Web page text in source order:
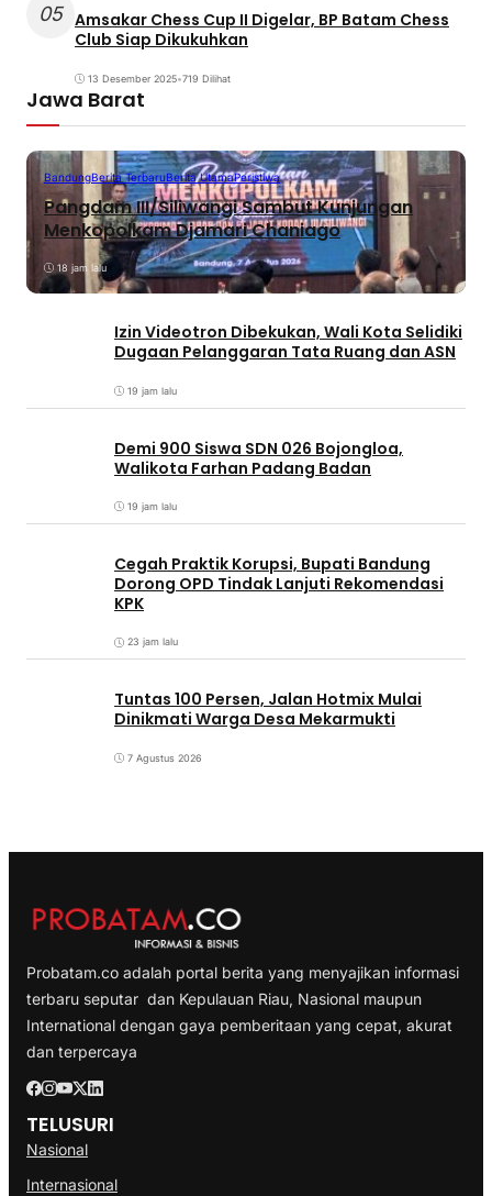
05 Amsakar Chess Cup II Digelar, BP Batam Chess
Club Siap Dikukuhkan
13 Desember 2025•719 Dilihat
Jawa Barat
BandungBerita TerbaruBerita UtamaPeristiwa
Pangdam III/Siliwangi Sambut Kunjungan
Menkopolkam Djamari Chaniago
18 jam lalu
Izin Videotron Dibekukan, Wali Kota Selidiki
Dugaan Pelanggaran Tata Ruang dan ASN
19 jam lalu
Demi 900 Siswa SDN 026 Bojongloa,
Walikota Farhan Padang Badan
19 jam lalu
Cegah Praktik Korupsi, Bupati Bandung
Dorong OPD Tindak Lanjuti Rekomendasi
KPK
23 jam lalu
Tuntas 100 Persen, Jalan Hotmix Mulai
Dinikmati Warga Desa Mekarmukti
7 Agustus 2026
Probatam.co adalah portal berita yang menyajikan informasi
terbaru seputar dan Kepulauan Riau, Nasional maupun
International dengan gaya pemberitaan yang cepat, akurat
dan terpercaya
TELUSURI
Nasional
Internasional